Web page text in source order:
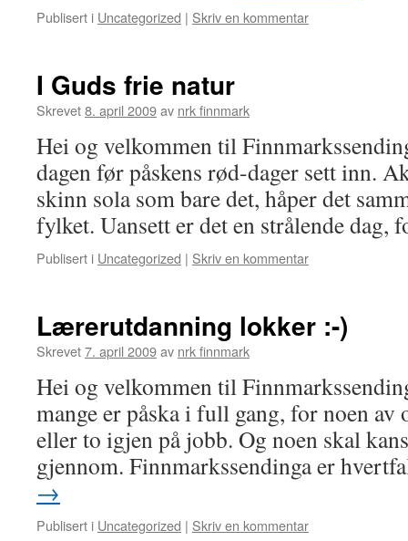
Publisert i Uncategorized | Skriv en kommentar
I Guds frie natur
Skrevet8. april 2009av nrk finnmark
Hei og velkommen til
dagen før påskens rød-dager sett inn.
skinn sola som bare det, håper det
fylket. Uansett er det en strålende
Publisert i Uncategorized | Skriv en kommentar
Lærerutdanning lokker :-)
Skrevet7. april 2009av nrk finnmark
Hei og velkommen til
mange er påska i full gang, for noen av
eller to igjen på jobb. Og noen skal
gjennom. Finnmarkssendinga er
→
Publisert i Uncategorized | Skriv en kommentar